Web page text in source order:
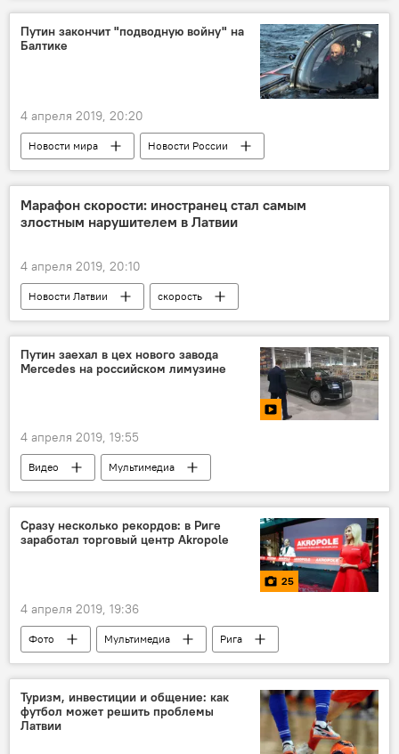
Путин закончит "подводную войну" на
Балтике
4 апреля 2019, 20:20
Новости мира
Новости России
Россия
Владимир Путин
Великая Отечественная война
Балтийский флот
Марафон скорости: иностранец стал самым
злостным нарушителем в Латвии
4 апреля 2019, 20:10
Новости Латвии
скорость
марафон
полиция
Путин заехал в цех нового завода
Mercedes на российском лимузине
4 апреля 2019, 19:55
Видео
Мультимедиа
Владимир Путин
Россия
Mercedes-Benz
Сразу несколько рекордов: в Риге
заработал торговый центр Akropole
25
4 апреля 2019, 19:36
Фото Мультимедиа
Рига
торговый центр Akropole
Латвия
Туризм, инвестиции и общение: как
футбол может решить проблемы
Латвии